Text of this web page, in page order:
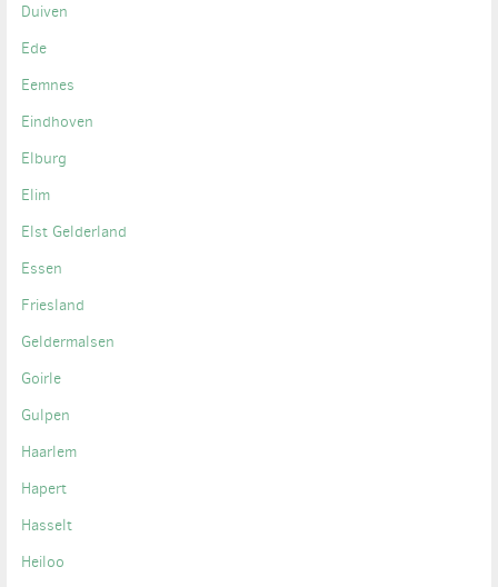
Duiven
Ede
Eemnes
Eindhoven
Elburg
Elim
Elst Gelderland
Essen
Friesland
Geldermalsen
Goirle
Gulpen
Haarlem
Hapert
Hasselt
Heiloo